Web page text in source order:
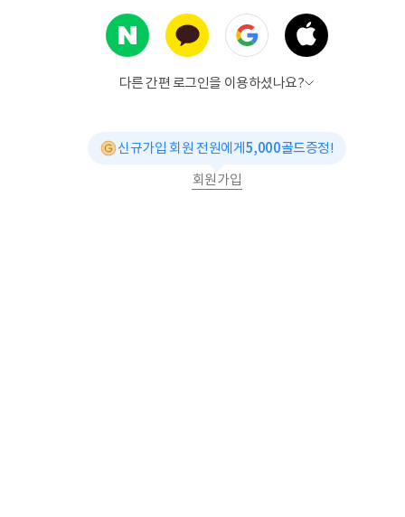
다른 간편 로그인을 이용하셨나요?
신규가입 회원 전원에게5,000골드증정!
회원가입